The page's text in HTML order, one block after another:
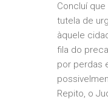
Concluí
tutela de
àquele
fila do
por perdas
Repito, o